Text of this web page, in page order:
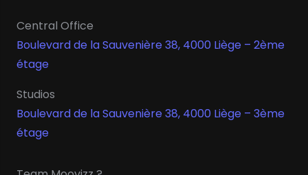
Central Office
Boulevard de la Sauvenière 38, 4000 Liège – 2ème
étage
Studios
Boulevard de la Sauvenière 38, 4000 Liège – 3ème
étage